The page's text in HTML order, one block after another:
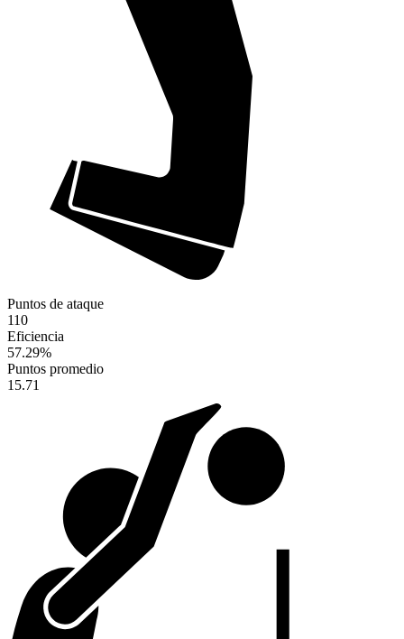
Puntos de ataque
110
Eficiencia
57.29%
Puntos promedio
15.71